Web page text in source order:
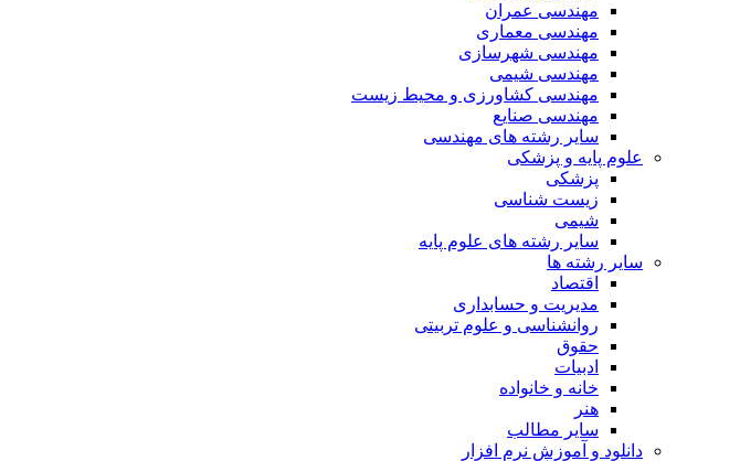
مهندسی عمران
مهندسی معماری
مهندسی شهرسازی
مهندسی شیمی
مهندسی کشاورزی و محیط زیست
مهندسی صنایع
سایر رشته های مهندسی
علوم پایه و پزشکی
پزشکی
زیست شناسی
شیمی
سایر رشته های علوم پایه
سایر رشته ها
اقتصاد
مدیریت و حسابداری
روانشناسی و علوم تربیتی
حقوق
ادبیات
خانه و خانواده
هنر
سایر مطالب
دانلود و آموزش نرم افزار